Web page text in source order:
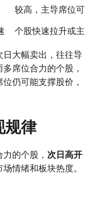
较高，主导席位可
个股快速拉升或主
日大幅卖出，往往导
席位合力的个股，
仍可能支撑股价，
规律
的个股， 次日高开
情绪和板块热度。